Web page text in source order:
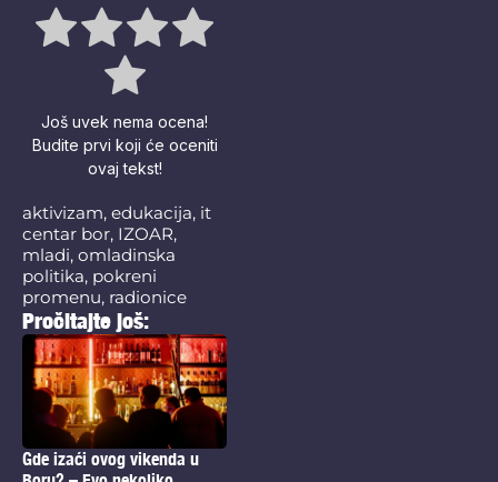
Još uvek nema ocena!
Budite prvi koji će oceniti
ovaj tekst!
aktivizam, edukacija, it
centar bor, IZOAR,
mladi, omladinska
politika, pokreni
promenu, radionice
Pročitajte još:
Gde izaći ovog vikenda u